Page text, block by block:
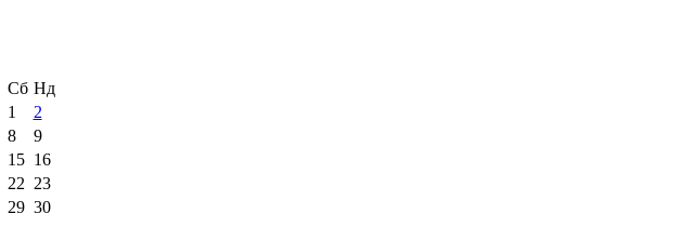
Сб Нд
1
2
8
9
15 16
22 23
29 30